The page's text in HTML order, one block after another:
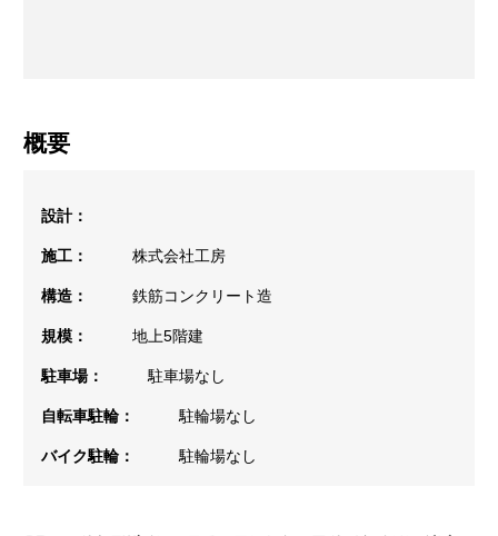
概要
設計：
施工： 株式会社工房
構造： 鉄筋コンクリート造
規模： 地上5階建
駐車場： 駐車場なし
自転車駐輪： 駐輪場なし
バイク駐輪： 駐輪場なし